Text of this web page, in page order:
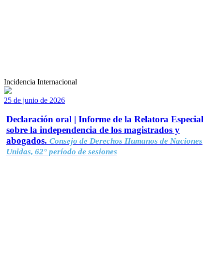
Incidencia Internacional
25 de junio de 2026
Declaración oral | Informe de la Relatora Especial
sobre la independencia de los magistrados y
abogados. Consejo de Derechos Humanos de Naciones
Unidas, 62° período de sesiones